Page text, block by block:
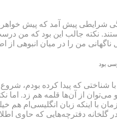
سال‌های ۱۸-۱۹ سالگی شرایطی پیش
نکته جالب این بود که من
ناگهانی من را در میان انبوهی
بود
با شناختی که پیدا کرده بودم،
از آن‌ها قلمه هم زد. اما
با اینکه زبان انگلیسی‌ام
گلخانه دفترچه‌هایی که حاوی